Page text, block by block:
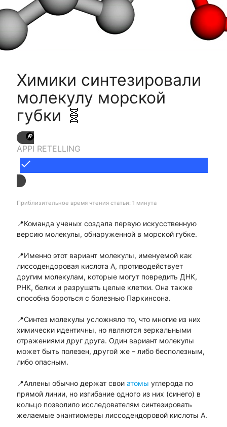
Химики синтезировали
молекулу морской
губки 🧬
APPI RETELLING
done
Приблизительное время чтения статьи: 1 минута
📍Команда ученых создала первую искусственную
версию молекулы, обнаруженной в морской губке.
📍Именно этот вариант молекулы, именуемой как
лиссодендоровая кислота А, противодействует
другим молекулам, которые могут повредить ДНК,
РНК, белки и разрушать целые клетки. Она также
способна бороться с болезнью Паркинсона.
📍Синтез молекулы усложняло то, что многие из них
химически идентичны, но являются зеркальными
отражениями друг друга. Один вариант молекулы
может быть полезен, другой же – либо бесполезным,
либо опасным.
📍Аллены обычно держат свои атомы углерода по
прямой линии, но изгибание одного из них (синего) в
кольцо позволило исследователям синтезировать
желаемые энантиомеры лиссодендоровой кислоты А.